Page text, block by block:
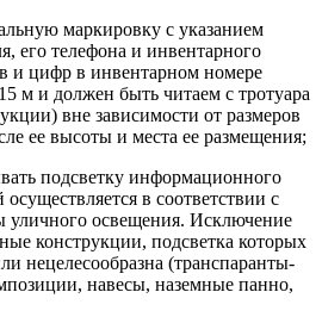
маркировку с указанием
его телефона и инвентарного
и цифр в инвентарном номере
м и должен быть читаем с тротуара
вне зависимости от размеров
ее высоты и места ее размещения;
подсветку информационного
в соответствии с
уличного освещения. Исключение
конструкции, подсветка которых
нецелесообразна (транспаранты-
навесы, наземные панно,